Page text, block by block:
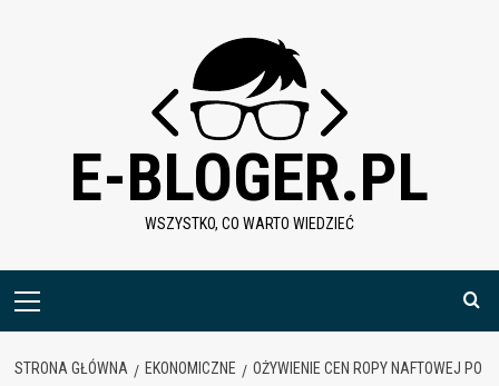
E-BLOGER.PL
WSZYSTKO, CO WARTO WIEDZIEĆ
Menu
STRONA GŁÓWNA EKONOMICZNE
OŻYWIENIE CEN ROPY NAFTOWEJ PO